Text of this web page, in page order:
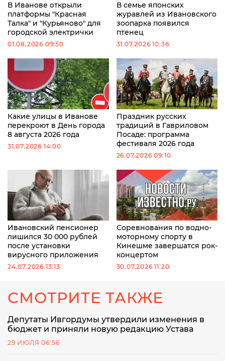
В Иванове открыли
платформы "Красная
Талка" и "Курьяново" для
городской электрички
01.08.2026 09:50
В семье японских
журавлей из Ивановского
зоопарка появился
птенец
31.07.2026 10:36
Какие улицы в Иванове
перекроют в День города
8 августа 2026 года
31.07.2026 14:00
Праздник русских
традиций в Гавриловом
Посаде: программа
фестиваля 2026 года
26.07.2026 09:10
Ивановский пенсионер
лишился 30 000 рублей
после установки
вирусного приложения
24.07.2026 13:13
Соревнования по водно-
моторному спорту в
Кинешме завершатся рок-
концертом
30.07.2026 11:20
СМОТРИТЕ ТАКЖЕ
Депутаты Ивгордумы утвердили изменения в
бюджет и приняли новую редакцию Устава
29 ИЮЛЯ 06:56